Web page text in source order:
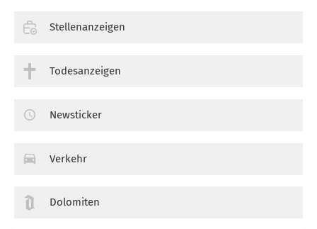
Stellenanzeigen
Todesanzeigen
Newsticker
Verkehr
Dolomiten